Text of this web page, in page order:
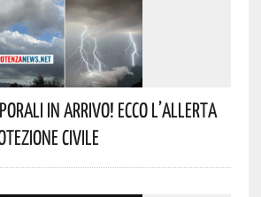
In Arrivo! Ecco L’allerta
Civile